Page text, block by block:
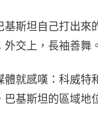
基斯坦自己打出來
交上，長袖善舞。
體就感嘆：科威特
巴基斯坦的區域地